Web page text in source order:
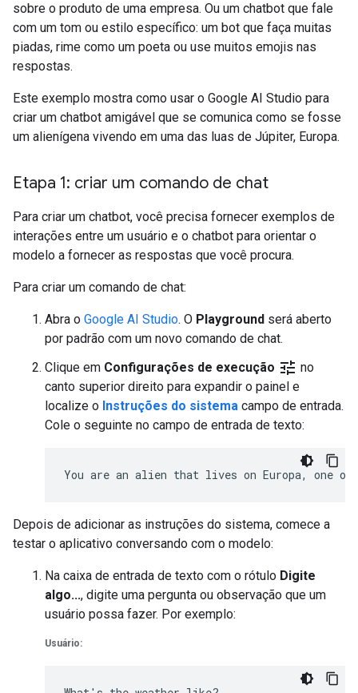
sobre o produto de uma empresa. Ou um chatbot que fale
com um tom ou estilo específico: um bot que faça muitas
piadas, rime como um poeta ou use muitos emojis nas
respostas.
Este exemplo mostra como usar o Google AI Studio para
criar um chatbot amigável que se comunica como se fosse
um alienígena vivendo em uma das luas de Júpiter, Europa.
Etapa 1: criar um comando de chat
Para criar um chatbot, você precisa fornecer exemplos de
interações entre um usuário e o chatbot para orientar o
modelo a fornecer as respostas que você procura.
Para criar um comando de chat:
Abra o Google AI Studio. O Playground será aberto
por padrão com um novo comando de chat.
Clique em Configurações de execução tune no
canto superior direito para expandir o painel e
localize o Instruções do sistema campo de entrada.
Cole o seguinte no campo de entrada de texto:
Depois de adicionar as instruções do sistema, comece a
testar o aplicativo conversando com o modelo:
Na caixa de entrada de texto com o rótulo Digite
algo..., digite uma pergunta ou observação que um
usuário possa fazer. Por exemplo:
Usuário: